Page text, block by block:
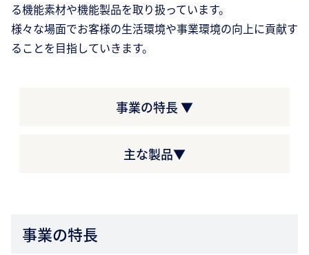
る機能素材や機能製品を取り扱っています。
様々な場面でお客様の生活環境や事業環境の向上に貢献す
ることを目指していきます。
事業の特長 ▼
主な製品▼
事業の特長